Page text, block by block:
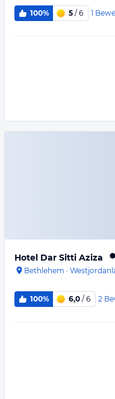
100% 5 / 6 1
Hotel Dar Sitti Aziza
Bethlehem ·
100% 6,0 / 6 2